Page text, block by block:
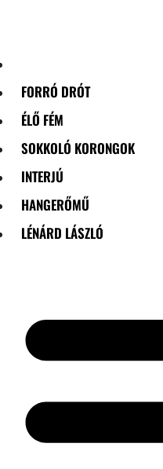
FORRÓ DRÓT
ÉLŐ FÉM
SOKKOLÓ KORONGOK
INTERJÚ
HANGERŐMŰ
LÉNÁRD LÁSZLÓ